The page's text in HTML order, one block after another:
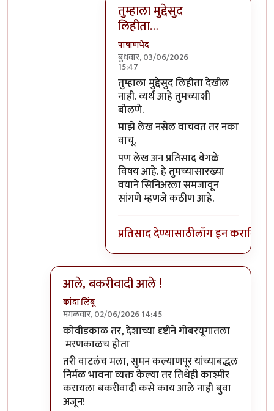
तुम्हाला मुद्देसुद
लिहीता…
पाषाणभेद
बुधवार, 03/06/2026
15:47
In reply toहायलातुमचे लेख एकदा
तुम्हाला मुद्देसुद लिहीता देखील
नाही. व्यर्थ आहे तुमच्याशी
बोलणे.
माझे लेख नसेल वाचवत तर नका
वाचू.
पण लेख अन प्रतिसाद वेगळे
विषय आहे. हे तुमच्यासारख्या
वयाने सिनिअरला समजावून
सांगणे म्हणजे कठीण आहे.
प्रतिसाद देण्यासाठीलॉग इन कराकिंवा
आले, बकरीवादी आले !
कांदा लिंबू
मंगळवार, 02/06/2026 14:45
In reply toकोवीडकाळ...byप्रा.डॉ.दिलीप बिरुटे
कोवीडकाळ तर, देशाच्या दृष्टीने गोबरयूगातला
मरणकाळच होता
तरी वाटलंच मला, सुमन कल्याणपूर यांच्याबद्धल
निर्मळ भावना व्यक्त केल्या तर तिथेही काश्मीर
करायला बकरीवादी कसे काय आले नाही बुवा
अजून!